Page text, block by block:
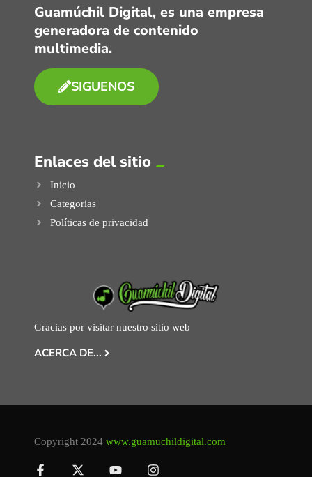
Guamúchil Digital, es una empresa
generadora de contenido
multimedia.
SIGUENOS
Enlaces del sitio
Inicio
Categorias
Políticas de privacidad
Gracias por visitar nuestro sitio web
ACERCA DE...
Copyright 2024 www.guamuchildigital.com